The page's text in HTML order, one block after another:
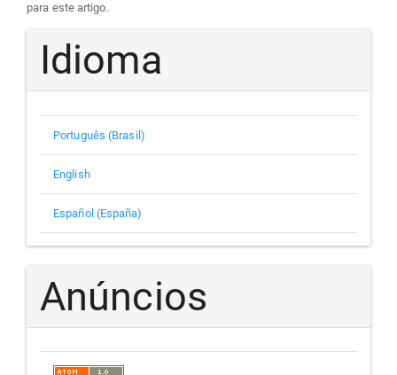
para este artigo.
Idioma
Português (Brasil)
English
Español (España)
Anúncios